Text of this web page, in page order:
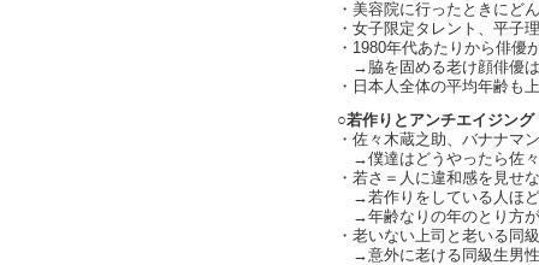
・美容院に行ったときにど
・女子限定タレント、平子
・1980年代あたりから俳優
→脇を固める老け顔俳優
・日本人全体の平均年齢も
○若作りとアンチエイジング
・佐々木蔵之助、バナナマ
→僕達はどうやったら佐々
・若さ＝人に違和感を見せ
→若作りをしている人ほ
→年齢なりの年のとり方
・老いない上司と老いる同
→意外に老ける同級生男